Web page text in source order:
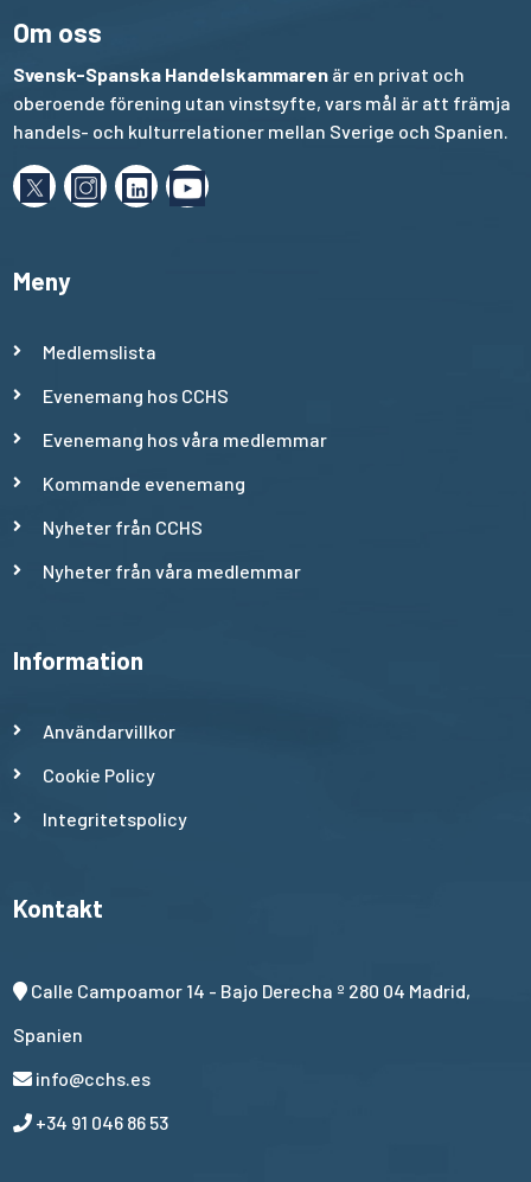
Om oss
Svensk-Spanska Handelskammaren är en privat och
oberoende förening utan vinstsyfte, vars mål är att främja
handels- och kulturrelationer mellan Sverige och Spanien.
Meny
Medlemslista
Evenemang hos CCHS
Evenemang hos våra medlemmar
Kommande evenemang
Nyheter från CCHS
Nyheter från våra medlemmar
Information
Användarvillkor
Cookie Policy
Integritetspolicy
Kontakt
Calle Campoamor 14 - Bajo Derecha º 280 04 Madrid,
Spanien
info@cchs.es
+34 91 046 86 53